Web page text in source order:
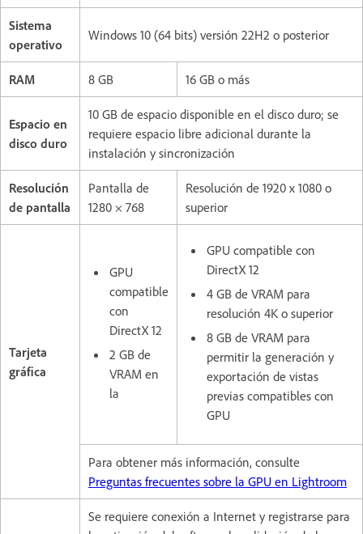
Sistema
operativo
Windows 10 (64 bits) versión 22H2 o posterior
RAM 8 GB 16 GB o más
Espacio en
disco duro
10 GB de espacio disponible en el disco duro; se
requiere espacio libre adicional durante la
instalación y sincronización
Resolución
de pantalla
Pantalla de
1280 × 768
Resolución de 1920 x 1080 o
superior
Tarjeta
gráfica
GPU
compatible
con
DirectX 12
2 GB de
VRAM en
la
GPU compatible con
DirectX 12
4 GB de VRAM para
resolución 4K o superior
8 GB de VRAM para
permitir la generación y
exportación de vistas
previas compatibles con
GPU
Para obtener más información, consulte
Preguntas frecuentes sobre la GPU en Lightroom
Se requiere conexión a Internet y registrarse para